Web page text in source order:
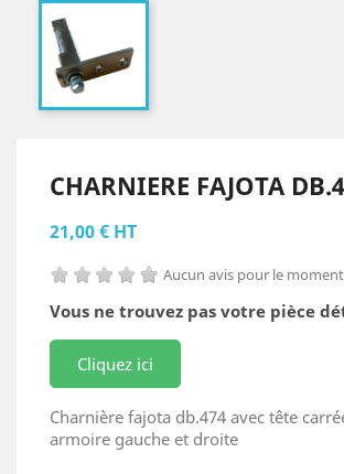
CHARNIERE FAJOTA
21,00 € HT
Aucun avis pour le moment
Vous ne trouvez pas votre pièce
Cliquez ici
Charnière fajota db.474 avec tête
armoire gauche et droite